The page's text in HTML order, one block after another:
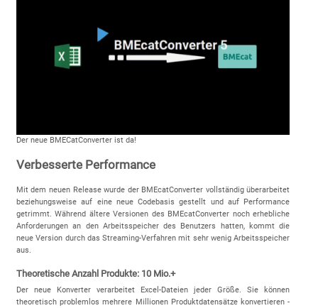
Der neue BMECatConverter ist da!
Verbesserte Performance
Mit dem neuen Release wurde der BMEcatConverter vollständig überarbeitet
beziehungsweise auf eine neue Codebasis gestellt und auf Performance
getrimmt. Während ältere Versionen des BMEcatConverter noch erhebliche
Anforderungen an den Arbeitsspeicher des Benutzers hatten, kommt die
neue Version durch das Streaming-Verfahren mit sehr wenig Arbeitsspeicher
aus.
Theoretische Anzahl Produkte: 10 Mio.+
Der neue Konverter verarbeitet Excel-Dateien jeder Größe. Sie können
theoretisch problemlos mehrere Millionen Produktdatensätze konvertieren -